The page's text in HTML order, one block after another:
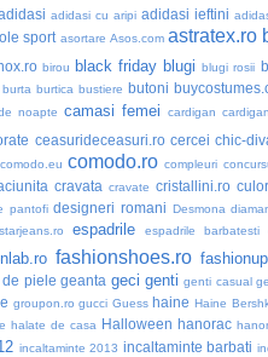
adidasi cu aripi adidasi ieftini
sport asortare Asos.com astratex.ro
birou black friday blugi blugi rosii
burta burtica bustiere butoni
noapte camasi femei cardigan
ceasurideceasuri.ro cercei chic-
comodo.eu comodo.ro compleuri
cravata cravate cristallini.ro
pantofi designeri romani Desmona
espadrile espadrile barbatesti
fashionshoes.ro
piele geanta geci genti genti casual
groupon.ro gucci Guess haine Haine
halate de casa Halloween hanorac
incaltaminte 2013 incaltaminte barbati